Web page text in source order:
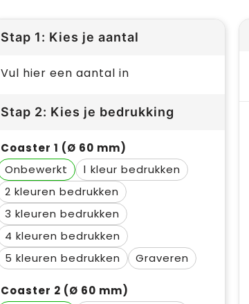
Stap 1: Kies je aantal
Vul hier een aantal in
Stap 2: Kies je bedrukking
Coaster 1 (Ø 60 mm)
Onbewerkt
1
2
3
4
5
Graveren
Coaster 2 (Ø 60 mm)